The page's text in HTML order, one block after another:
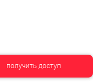
получить доступ